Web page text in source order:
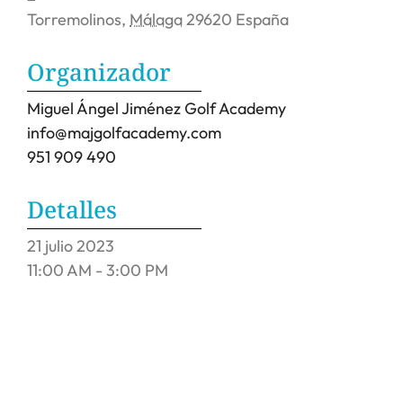
Torremolinos, Málaga29620 España
Organizador
Miguel Ángel Jiménez Golf Academy
info@majgolfacademy.com
951 909 490
Detalles
21 julio2023
11:00 AM - 3:00 PM